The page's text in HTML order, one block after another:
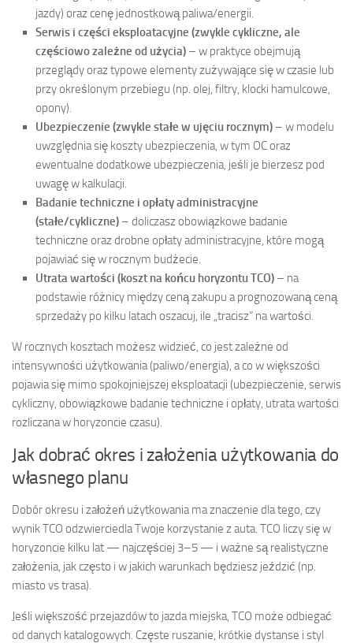
jazdy) oraz cenę jednostkową paliwa/energii.
Serwis i części eksploatacyjne (zwykle cykliczne, ale
częściowo zależne od użycia) – w praktyce obejmują
przeglądy oraz typowe elementy zużywające się w czasie lub
przy określonym przebiegu (np. olej, filtry, klocki hamulcowe,
opony).
Ubezpieczenie (zwykle stałe w ujęciu rocznym) – w modelu
uwzględnia się koszty ubezpieczenia, w tym OC oraz
ewentualne dodatkowe ubezpieczenia, jeśli je bierzesz pod
uwagę w kalkulacji.
Badanie techniczne i opłaty administracyjne
(stałe/cykliczne) – doliczasz obowiązkowe badanie
techniczne oraz drobne opłaty administracyjne, które mogą
pojawiać się w rocznym budżecie.
Utrata wartości (koszt na końcu horyzontu TCO) – na
podstawie różnicy między ceną zakupu a prognozowaną ceną
sprzedaży po kilku latach oszacuj, ile „tracisz” na wartości.
W rocznych kosztach możesz widzieć, co jest zależne od
intensywności użytkowania (paliwo/energia), a co w większości
pojawia się mimo spokojniejszej eksploatacji (ubezpieczenie, serwis
cykliczny, obowiązkowe badanie techniczne i opłaty, utrata wartości
rozliczana w horyzoncie czasu).
Jak dobrać okres i założenia użytkowania do
własnego planu
Dobór okresu i założeń użytkowania ma znaczenie dla tego, czy
wynik TCO odzwierciedla Twoje korzystanie z auta. TCO liczy się w
horyzoncie kilku lat — najczęściej 3–5 — i ważne są realistyczne
założenia, jak często i w jakich warunkach będziesz jeździć (np.
miasto vs trasa).
Jeśli większość przejazdów to jazda miejska, TCO może odbiegać
od danych katalogowych. Częste ruszanie, krótkie dystanse i styl